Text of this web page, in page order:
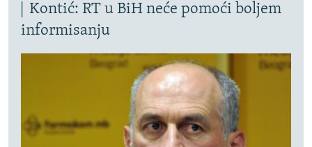
Kontić: RT u BiH neće pomoći boljem
informisanju